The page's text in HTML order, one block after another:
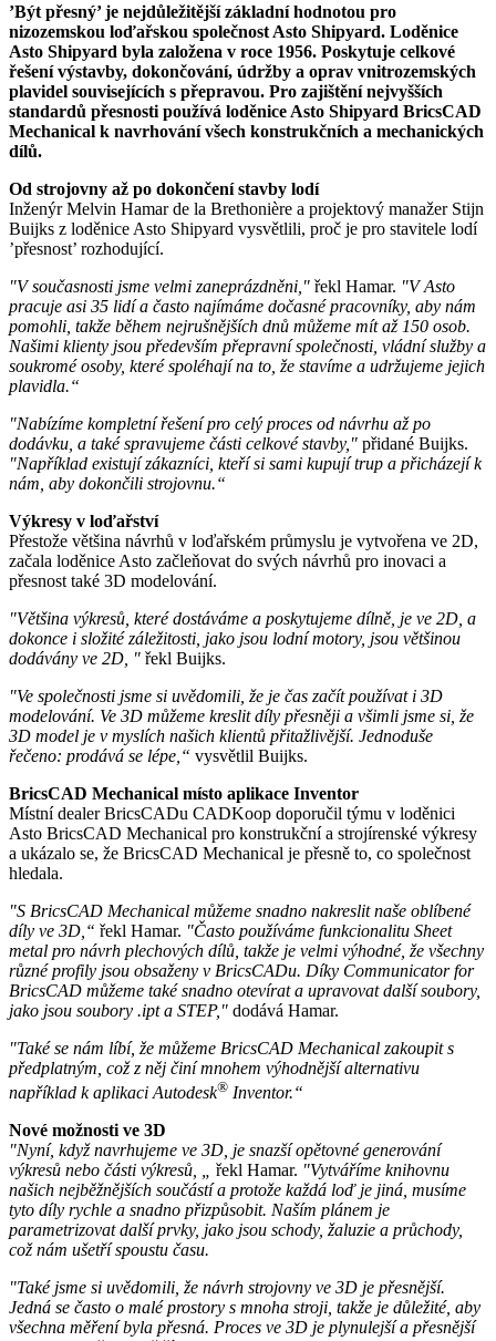
’Být přesný’ je nejdůležitější základní hodnotou pro
nizozemskou loďařskou společnost Asto Shipyard. Loděnice
Asto Shipyard byla založena v roce 1956. Poskytuje celkové
řešení výstavby, dokončování, údržby a oprav vnitrozemských
plavidel souvisejících s přepravou. Pro zajištění nejvyšších
standardů přesnosti používá loděnice Asto Shipyard BricsCAD
Mechanical k navrhování všech konstrukčních a mechanických
dílů.
Od strojovny až po dokončení stavby lodí
Inženýr Melvin Hamar de la Brethonière a projektový manažer Stijn
Buijks z loděnice Asto Shipyard vysvětlili, proč je pro stavitele lodí
’přesnost’ rozhodující.
"V současnosti jsme velmi zaneprázdněni," řekl Hamar. "V Asto
pracuje asi 35 lidí a často najímáme dočasné pracovníky, aby nám
pomohli, takže během nejrušnějších dnů můžeme mít až 150 osob.
Našimi klienty jsou především přepravní společnosti, vládní služby a
soukromé osoby, které spoléhají na to, že stavíme a udržujeme jejich
plavidla.“
"Nabízíme kompletní řešení pro celý proces od návrhu až po
dodávku, a také spravujeme části celkové stavby," přidané Buijks.
"Například existují zákazníci, kteří si sami kupují trup a přicházejí k
nám, aby dokončili strojovnu.“
Výkresy v loďařství
Přestože většina návrhů v loďařském průmyslu je vytvořena ve 2D,
začala loděnice Asto začleňovat do svých návrhů pro inovaci a
přesnost také 3D modelování.
"Většina výkresů, které dostáváme a poskytujeme dílně, je ve 2D, a
dokonce i složité záležitosti, jako jsou lodní motory, jsou většinou
dodávány ve 2D, " řekl Buijks.
"Ve společnosti jsme si uvědomili, že je čas začít používat i 3D
modelování. Ve 3D můžeme kreslit díly přesněji a všimli jsme si, že
3D model je v myslích našich klientů přitažlivější. Jednoduše
řečeno: prodává se lépe,“ vysvětlil Buijks.
BricsCAD Mechanical místo aplikace Inventor
Místní dealer BricsCADu CADKoop doporučil týmu v loděnici
Asto BricsCAD Mechanical pro konstrukční a strojírenské výkresy
a ukázalo se, že BricsCAD Mechanical je přesně to, co společnost
hledala.
"S BricsCAD Mechanical můžeme snadno nakreslit naše oblíbené
díly ve 3D,“ řekl Hamar. "Často používáme funkcionalitu Sheet
metal pro návrh plechových dílů, takže je velmi výhodné, že všechny
různé profily jsou obsaženy v BricsCADu. Díky Communicator for
BricsCAD můžeme také snadno otevírat a upravovat další soubory,
jako jsou soubory .ipt a STEP," dodává Hamar.
"Také se nám líbí, že můžeme BricsCAD Mechanical zakoupit s
předplatným, což z něj činí mnohem výhodnější alternativu
například k aplikaci Autodesk® Inventor.“
Nové možnosti ve 3D
"Nyní, když navrhujeme ve 3D, je snazší opětovné generování
výkresů nebo části výkresů, „
řekl Hamar. "Vytváříme knihovnu
našich nejběžnějších součástí a protože každá loď je jiná, musíme
tyto díly rychle a snadno přizpůsobit. Naším plánem je
parametrizovat další prvky, jako jsou schody, žaluzie a průchody,
což nám ušetří spoustu času.
"Také jsme si uvědomili, že návrh strojovny ve 3D je přesnější.
Jedná se často o malé prostory s mnoha stroji, takže je důležité, aby
všechna měření byla přesná. Proces ve 3D je plynulejší a přesnější